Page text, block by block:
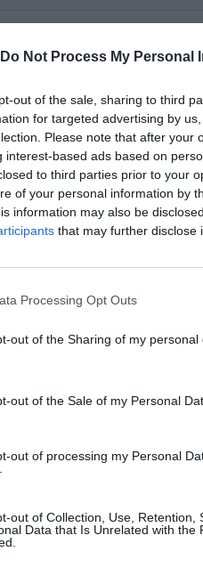
Do Not Process My Personal
out of the sale, sharing to third
for targeted advertising by
Please note that after your
interest-based ads based on
to third parties prior to your
of your personal information by
information may also be
that may further disclose
Processing Opt Outs
out of the Sharing of my personal
out of the Sale of my Personal
out of processing my Personal
out of Collection, Use, Retention,
Data that Is Unrelated with the
FacebookTwitterPinterest
commentaire !
COMMENTAIRE